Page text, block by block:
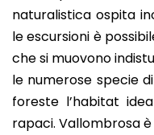
naturalistica ospita
le escursioni è
che si muovono
le numerose specie di
foreste l’habitat
rapaci. Vallombrosa